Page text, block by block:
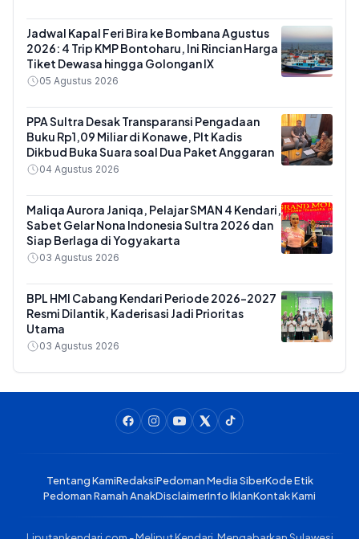
Jadwal Kapal Feri Bira ke Bombana Agustus
2026: 4 Trip KMP Bontoharu, Ini Rincian Harga
Tiket Dewasa hingga Golongan IX
05 Agustus 2026
PPA Sultra Desak Transparansi Pengadaan
Buku Rp1,09 Miliar di Konawe, Plt Kadis
Dikbud Buka Suara soal Dua Paket Anggaran
04 Agustus 2026
Maliqa Aurora Janiqa, Pelajar SMAN 4 Kendari,
Sabet Gelar Nona Indonesia Sultra 2026 dan
Siap Berlaga di Yogyakarta
03 Agustus 2026
BPL HMI Cabang Kendari Periode 2026-2027
Resmi Dilantik, Kaderisasi Jadi Prioritas
Utama
03 Agustus 2026
Tentang KamiRedaksiPedoman Media SiberKode Etik
Pedoman Ramah AnakDisclaimerInfo IklanKontak Kami